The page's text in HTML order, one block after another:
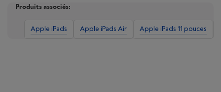
Produits associés:
Apple iPads Apple iPads Air Apple iPads 11 pouces